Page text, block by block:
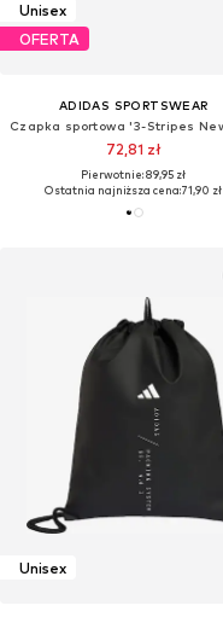
Unisex
OFERTA
ADIDAS SPORTSWEAR
72,81 zł
Pierwotnie: 89,95 zł
Ostatnia najniższa cena:71,90 zł
Unisex